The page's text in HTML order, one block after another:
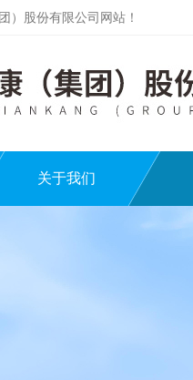
）股份有限公司网站！
关于我们